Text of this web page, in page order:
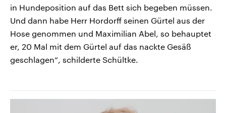
in Hundeposition auf das Bett sich begeben müssen.
Und dann habe Herr Hordorff seinen Gürtel aus der
Hose genommen und Maximilian Abel, so behauptet
er, 20 Mal mit dem Gürtel auf das nackte Gesäß
geschlagen“, schilderte Schültke.